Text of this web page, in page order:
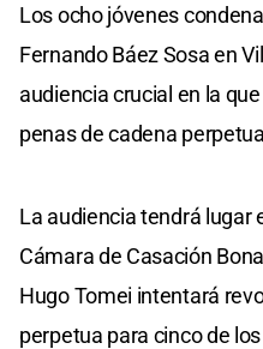
Los ocho jóvenes
Fernando Báez Sosa en
audiencia crucial en la
penas de cadena
La audiencia tendrá lugar
Cámara de Casación
Hugo Tomei intentará
perpetua para cinco de